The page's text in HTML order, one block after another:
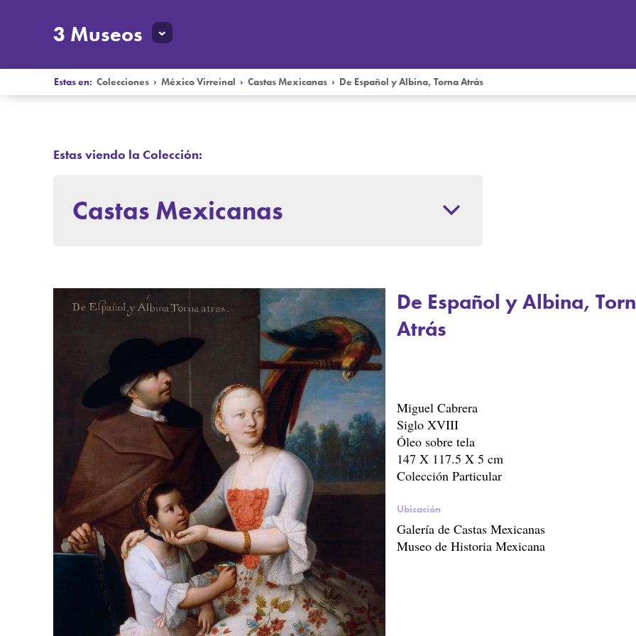
3 Museos
Estas en:Colecciones ›México Virreinal ›Castas Mexicanas › De Español y Albina, Torna Atrás
Estas viendo la Colección:
Castas Mexicanas
De Español y Albina,
Atrás
Miguel Cabrera
Siglo XVIII
Óleo sobre tela
147 X 117.5 X 5 cm
Colección Particular
Ubicación
Galería de Castas Mexicanas
Museo de Historia Mexicana